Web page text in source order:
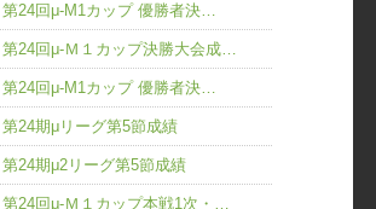
第24回μ-M1カップ 優勝者決…
第24回μ-Ｍ１カップ決勝大会成…
第24回μ-M1カップ 優勝者決…
第24期μリーグ第5節成績
第24期μ2リーグ第5節成績
第24回μ-Ｍ１カップ本戦1次・…